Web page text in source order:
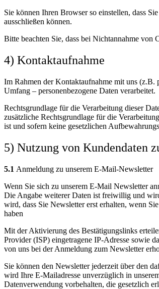
Sie können Ihren Browser so einstellen, dass
ausschließen können.
Bitte beachten Sie, dass bei Nichtannahme von
4) Kontaktaufnahme
Im Rahmen der Kontaktaufnahme mit uns
Umfang – personenbezogene Daten verarbeitet.
Rechtsgrundlage für die Verarbeitung dieser
zusätzliche Rechtsgrundlage für die
ist und sofern keine gesetzlichen
5) Nutzung von Kundendaten
5.1 Anmeldung zu unserem E-Mail-Newsletter
Wenn Sie sich zu unserem E-Mail Newsletter
Die Angabe weiterer Daten ist freiwillig und
wird, dass Sie Newsletter erst erhalten, wenn
haben
Mit der Aktivierung des Bestätigungslinks
Provider (ISP) eingetragene IP-Adresse sowie
von uns bei der Anmeldung zum Newsletter
Sie können den Newsletter jederzeit über den
wird Ihre E-Mailadresse unverzüglich in
Datenverwendung vorbehalten, die gesetzlich